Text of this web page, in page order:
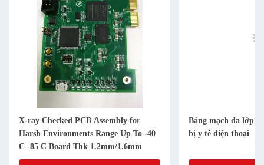
X-ray Checked PCB Assembly for
Harsh Environments Range Up To -40
C -85 C Board Thk 1.2mm/1.6mm
Bảng mạch đa lớp
bị y tế điện thoại